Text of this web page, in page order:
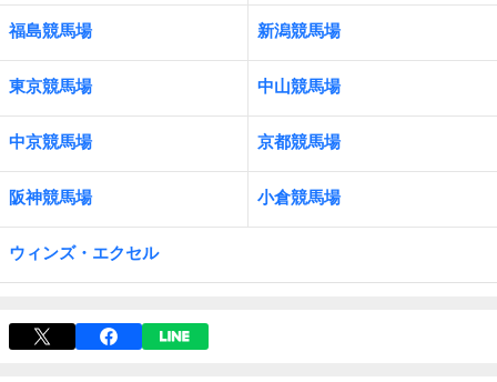
福島競馬場 新潟競馬場
東京競馬場 中山競馬場
中京競馬場 京都競馬場
阪神競馬場 小倉競馬場
ウィンズ・エクセル